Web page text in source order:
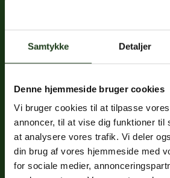
Samtykke Detaljer
Denne hjemmeside bruger cookies
Vi bruger cookies til at tilpasse
annoncer, til at vise dig funktioner til
at analysere vores trafik. Vi deler
din brug af vores hjemmeside med
for sociale medier,
Fredericiavej 69B, st.
7100 Vejle
CVR: 32334512
Trustpilot